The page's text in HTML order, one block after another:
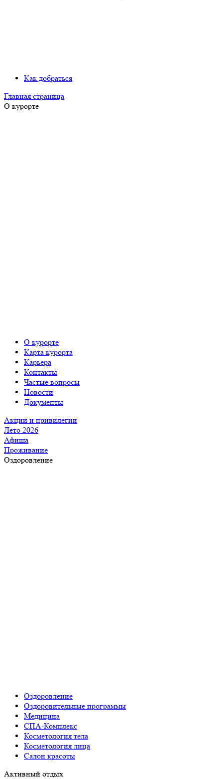
Как добраться
Главная страница
О курорте
О курорте
Карта курорта
Карьера
Контакты
Частые вопросы
Новости
Документы
Акции и привилегии
Лето 2026
Афиша
Проживание
Оздоровление
Оздоровление
Оздоровительные программы
Медицина
СПА-Комплекс
Косметология тела
Косметология лица
Салон красоты
Активный отдых